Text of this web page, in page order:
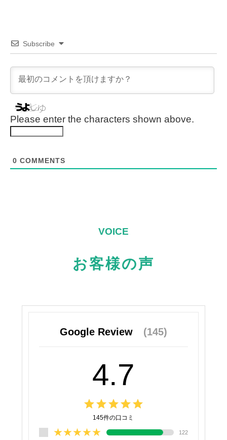
Subscribe
Please enter the characters shown above.
0 COMMENTS
お客様の声
Google Review (145)
4.7
gradegradegradegradegrade
145件の口コミ
★★★★★ 122